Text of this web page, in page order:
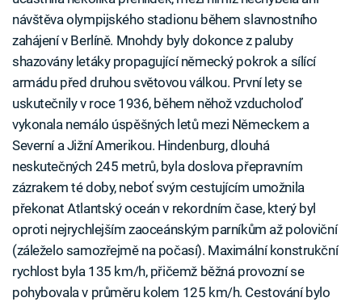
návštěva olympijského stadionu během slavnostního
zahájení v Berlíně. Mnohdy byly dokonce z paluby
shazovány letáky propagující německý pokrok a sílící
armádu před druhou světovou válkou. První lety se
uskutečnily v roce 1936, během něhož vzducholoď
vykonala nemálo úspěšných letů mezi Německem a
Severní a Jižní Amerikou. Hindenburg, dlouhá
neskutečných 245 metrů, byla doslova přepravním
zázrakem té doby, neboť svým cestujícím umožnila
překonat Atlantský oceán v rekordním čase, který byl
oproti nejrychlejším zaoceánským parníkům až poloviční
(záleželo samozřejmě na počasí). Maximální konstrukční
rychlost byla 135 km/h, přičemž běžná provozní se
pohybovala v průměru kolem 125 km/h. Cestování bylo